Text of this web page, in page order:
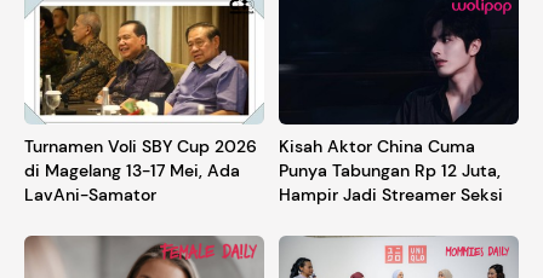
Turnamen Voli SBY Cup 2026
di Magelang 13-17 Mei, Ada
LavAni-Samator
Kisah Aktor China Cuma
Punya Tabungan Rp 12 Juta,
Hampir Jadi Streamer Seksi